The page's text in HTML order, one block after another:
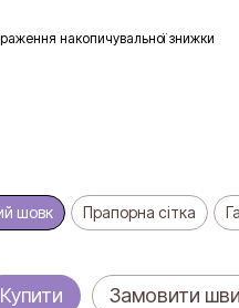
накопичувальної знижки
шовк Прапорна сітка
Купити Замовити